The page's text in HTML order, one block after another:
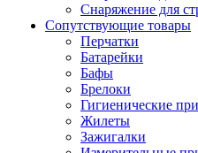
Снаряжение для
Сопутствующие товары
Перчатки
Батарейки
Бафы
Брелоки
Гигиенические
Жилеты
Зажигалки